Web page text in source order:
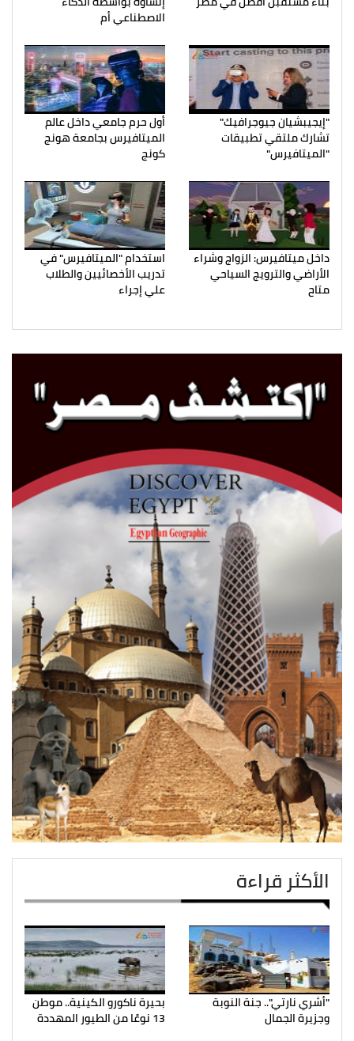
الاصطناعي أم
"إيجيبشيان جيوجرافيك"
تشارك ملتقي تطبيقات
"الميتافيرس"
أول حرم جامعي داخل عالم
الميتافيرس بجامعة هونج
كونج
داخل ميتافيرس: الزواج وشراء
الأراضي والترويج السياحي
متاح
استخدام "الميتافيرس" في
تدريب الأخصائيين والطلاب
علي إجراء
الأكثر قراءة
"أشري نارتي".. جنة النوبة
وجزيرة الجمال
بحيرة ناكورو الكينية.. موطن
13 نوعًا من الطيور المهددة